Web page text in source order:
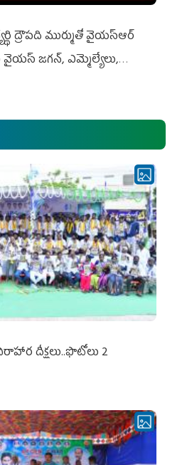
ద్రౌప‌ది ముర్ముతో వైయ‌స్ఆర్
వైయ‌స్ జ‌గ‌న్, ఎమ్మెల్యేలు,
దీక్షలు..ఫొటోలు 2